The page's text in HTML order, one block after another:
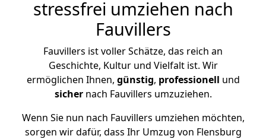
stressfrei umziehen nach
Fauvillers
Fauvillers ist voller Schätze, das reich an
Geschichte, Kultur und Vielfalt ist. Wir
ermöglichen Ihnen, günstig, professionell und
sichernach Fauvillers umzuziehen.
Wenn Sie nun nach Fauvillers umziehen möchten,
sorgen wir dafür, dass Ihr Umzug von Flensburg